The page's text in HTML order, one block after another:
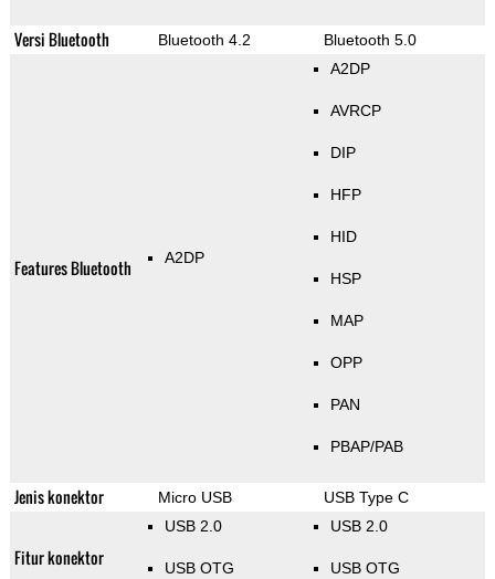
Versi Bluetooth Bluetooth 4.2 Bluetooth 5.0
Features Bluetooth A2DP
A2DP
AVRCP
DIP
HFP
HID
HSP
MAP
OPP
PAN
PBAP/PAB
Jenis konektor Micro USB USB Type C
Fitur konektor
USB 2.0
USB OTG
USB 2.0
USB OTG